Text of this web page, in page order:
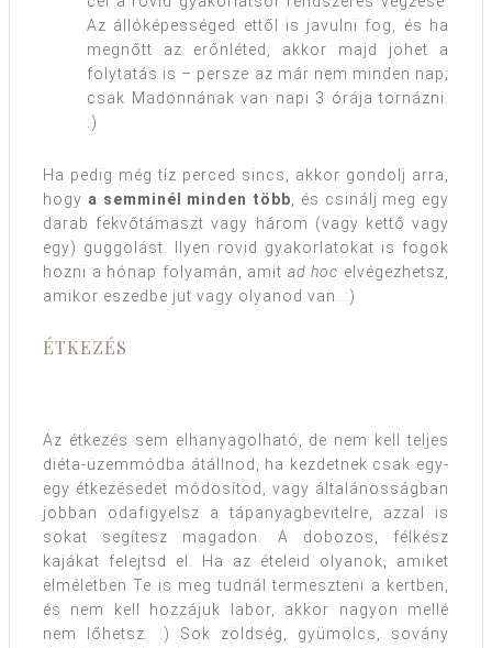
Az állóképességed ettől is javulni fog, és ha
megnőtt az erőnléted, akkor majd jöhet a
folytatás is – persze az már nem minden nap;
csak Madonnának van napi 3 órája tornázni.
:)
Ha pedig még tíz perced sincs, akkor gondolj arra,
hogy a semminél minden több, és csinálj meg egy
darab fekvőtámaszt vagy három (vagy kettő vagy
egy) guggolást. Ilyen rövid gyakorlatokat is fogok
hozni a hónap folyamán, amit ad hoc elvégezhetsz,
amikor eszedbe jut vagy olyanod van. :)
ÉTKEZÉS
Az étkezés sem elhanyagolható, de nem kell teljes
diéta-üzemmódba átállnod, ha kezdetnek csak egy-
egy étkezésedet módosítod, vagy általánosságban
jobban odafigyelsz a tápanyagbevitelre, azzal is
sokat segítesz magadon. A dobozos, félkész
kajákat felejtsd el. Ha az ételeid olyanok, amiket
elméletben Te is meg tudnál termeszteni a kertben,
és nem kell hozzájuk labor, akkor nagyon mellé
nem lőhetsz. :) Sok zöldség, gyümölcs, sovány